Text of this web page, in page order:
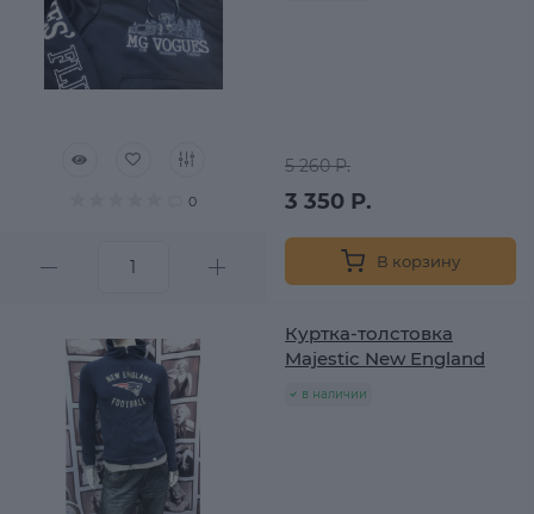
0
5 260 Р.
3 350 Р.
В корзину
Куртка-толстовка
Majestic New England
в наличии